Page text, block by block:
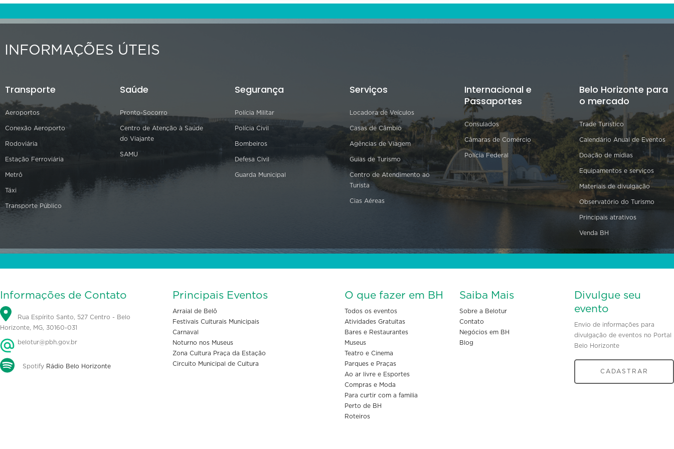
INFORMAÇÕES ÚTEIS
Transporte
Aeroportos
Conexão Aeroporto
Rodoviária
Estação Ferroviária
Metrô
Táxi
Transporte Público
Saúde
Pronto-Socorro
Centro de Atenção à Saúde
do Viajante
SAMU
Segurança
Polícia Militar
Polícia Civil
Bombeiros
Defesa Civil
Guarda Municipal
Serviços
Locadora de Veículos
Casas de Câmbio
Agências de Viagem
Guias de Turismo
Centro de Atendimento ao
Turista
Cias Aéreas
Internacional e
Passaportes
Consulados
Câmaras de Comércio
Polícia Federal
Belo Horizonte para
o mercado
Trade Turístico
Calendário Anual de Eventos
Doação de mídias
Equipamentos e serviços
Materiais de divulgação
Observatório do Turismo
Principais atrativos
Venda BH
Informações de Contato
Rua Espírito Santo, 527 Centro - Belo
Horizonte, MG, 30160-031
belotur@pbh.gov.br
Spotify Rádio Belo Horizonte
Principais Eventos
Arraial de Belô
Festivais Culturais Municipais
Carnaval
Noturno nos Museus
Zona Cultura Praça da Estação
Circuito Municipal de Cultura
O que fazer em BH
Todos os eventos
Atividades Gratuitas
Bares e Restaurantes
Museus
Teatro e Cinema
Parques e Praças
Ao ar livre e Esportes
Compras e Moda
Para curtir com a familia
Perto de BH
Roteiros
Saiba Mais
Sobre a Belotur
Contato
Negócios em BH
Blog
Divulgue seu
evento
Envio de informações para
divulgação de eventos no Portal
Belo Horizonte
CADASTRAR